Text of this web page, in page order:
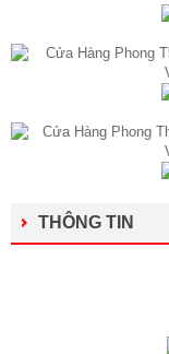
THÔNG TIN